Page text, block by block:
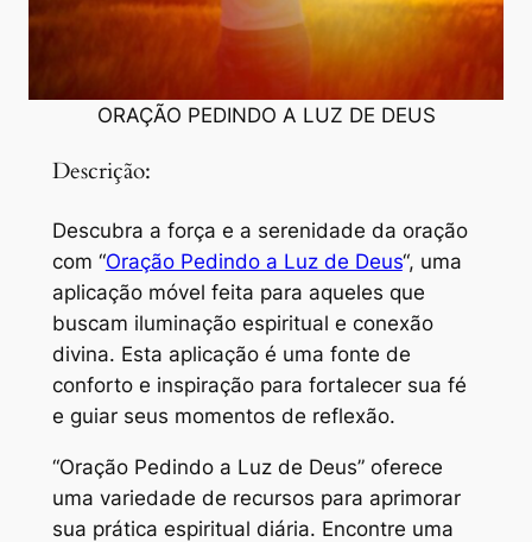
ORAÇÃO PEDINDO A LUZ DE DEUS
Descrição:
Descubra a força e a serenidade da oração
com “Oração Pedindo a Luz de Deus“, uma
aplicação móvel feita para aqueles que
buscam iluminação espiritual e conexão
divina. Esta aplicação é uma fonte de
conforto e inspiração para fortalecer sua fé
e guiar seus momentos de reflexão.
“Oração Pedindo a Luz de Deus” oferece
uma variedade de recursos para aprimorar
sua prática espiritual diária. Encontre uma